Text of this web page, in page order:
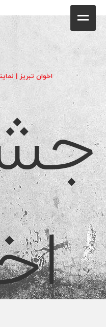
فروشگاه
محصولات
جشنواره فروش ویژه
کاتالوگ
گالری
وبلاگ
تماس با ما
اخوان تبریز |